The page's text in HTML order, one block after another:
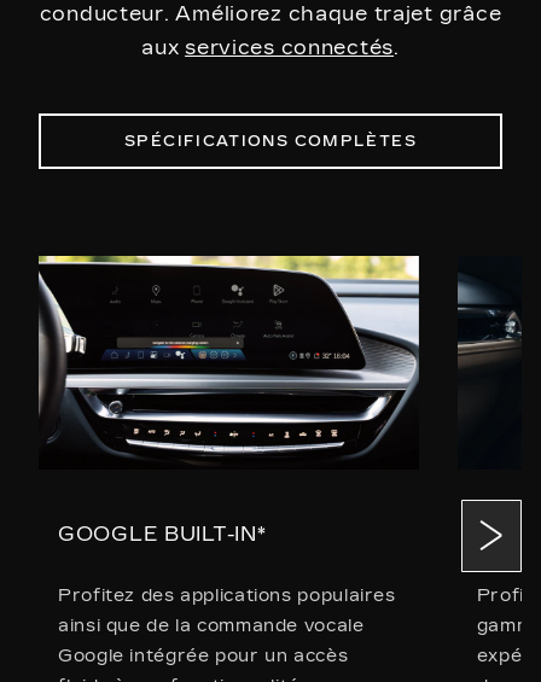
conducteur. Améliorez chaque trajet grâce
aux services connectés.
SPÉCIFICATIONS COMPLÈTES
GOOGLE BUILT-IN*
Profitez des applications populaires
ainsi que de la commande vocale
Google intégrée pour un accès